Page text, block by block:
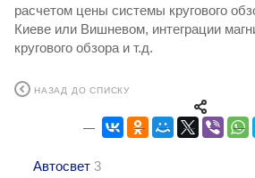
расчетом цены системы кругового
Киеве или Вишневом, интеграции
кругового обзора и т.д.
НАЗАД ДО СПИСКУ
Автосвет 3